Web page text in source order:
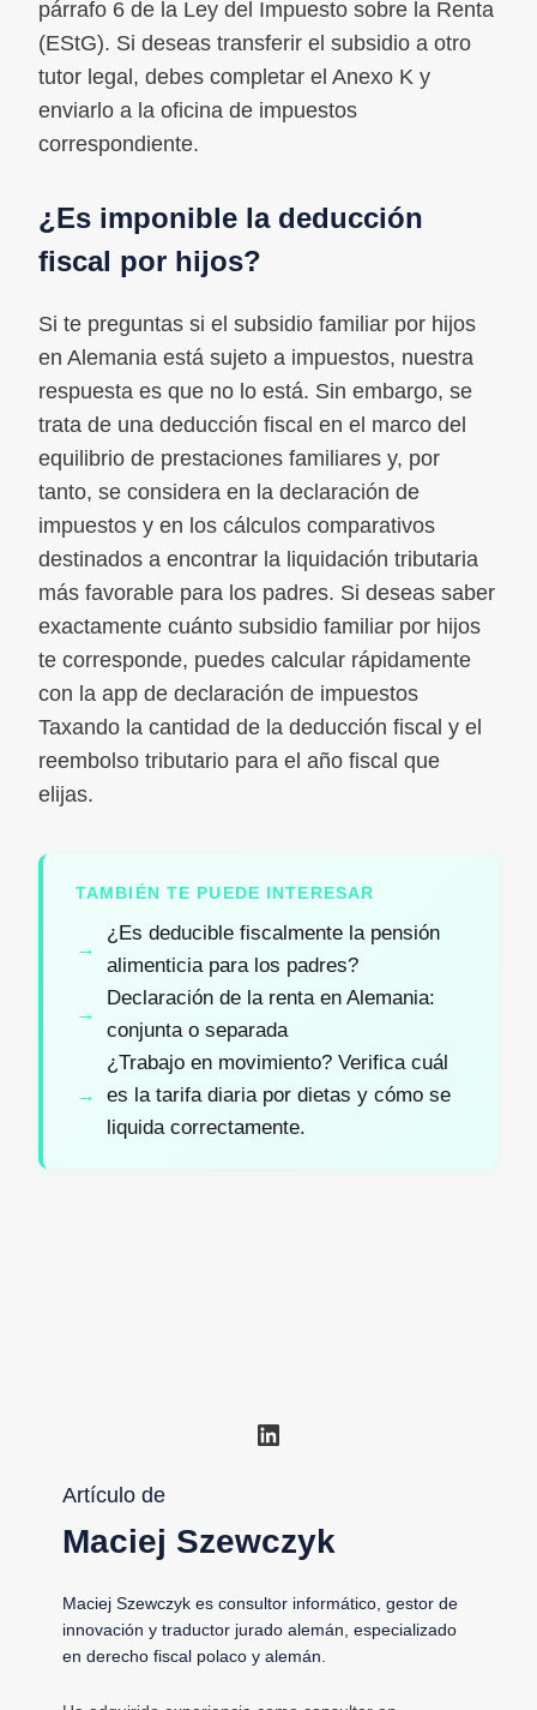
párrafo 6 de la Ley del Impuesto sobre la Renta
(EStG). Si deseas transferir el subsidio a otro
tutor legal, debes completar el Anexo K y
enviarlo a la oficina de impuestos
correspondiente.
¿Es imponible la deducción
fiscal por hijos?
Si te preguntas si el subsidio familiar por hijos
en Alemania está sujeto a impuestos, nuestra
respuesta es que no lo está. Sin embargo, se
trata de una deducción fiscal en el marco del
equilibrio de prestaciones familiares y, por
tanto, se considera en la declaración de
impuestos y en los cálculos comparativos
destinados a encontrar la liquidación tributaria
más favorable para los padres. Si deseas saber
exactamente cuánto subsidio familiar por hijos
te corresponde, puedes calcular rápidamente
con la app de declaración de impuestos
Taxando la cantidad de la deducción fiscal y el
reembolso tributario para el año fiscal que
elijas.
TAMBIÉN TE PUEDE INTERESAR
¿Es deducible fiscalmente la pensión
alimenticia para los padres?
Declaración de la renta en Alemania:
conjunta o separada
¿Trabajo en movimiento? Verifica cuál
es la tarifa diaria por dietas y cómo se
liquida correctamente.
LinkedIn
Artículo de
Maciej Szewczyk
Maciej Szewczyk es consultor informático, gestor de
innovación y traductor jurado alemán, especializado
en derecho fiscal polaco y alemán.